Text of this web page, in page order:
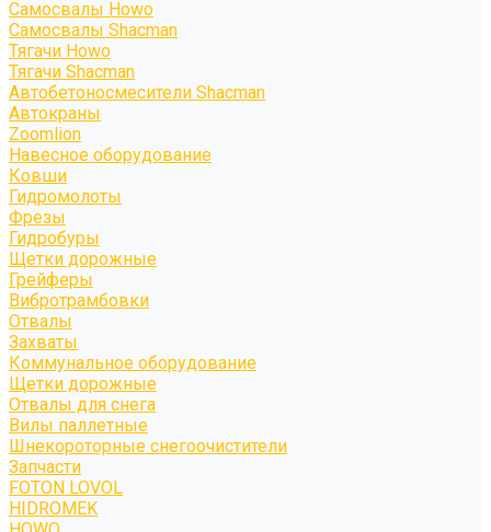
Самосвалы Howo
Самосвалы Shacman
Тягачи Howo
Тягачи Shacman
Автобетоносмесители Shacman
Автокраны
Zoomlion
Навесное оборудование
Ковши
Гидромолоты
Фрезы
Гидробуры
Щетки дорожные
Грейферы
Вибротрамбовки
Отвалы
Захваты
Коммунальное оборудование
Щетки дорожные
Отвалы для снега
Вилы паллетные
Шнекороторные снегоочистители
Запчасти
FOTON LOVOL
HIDROMEK